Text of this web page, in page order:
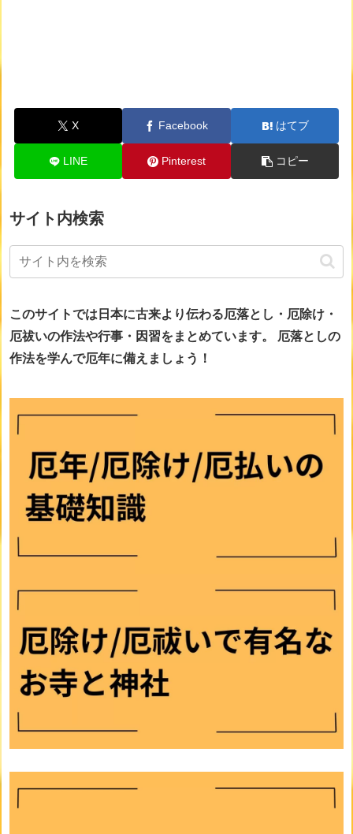
X Facebook はてブ
LINE Pinterest コピー
サイト内検索
このサイトでは日本に古来より伝わる厄落とし・厄除け・
厄祓いの作法や行事・因習をまとめています。
厄落としの
作法を学んで厄年に備えましょう！